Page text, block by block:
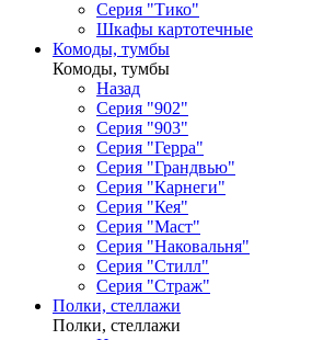
Серия "Тико"
Шкафы картотечные
Комоды, тумбы
Комоды, тумбы
Назад
Серия "902"
Серия "903"
Серия "Герра"
Серия "Грандвью"
Серия "Карнеги"
Серия "Кея"
Серия "Маст"
Серия "Наковальня"
Серия "Стилл"
Серия "Страж"
Полки, стеллажи
Полки, стеллажи